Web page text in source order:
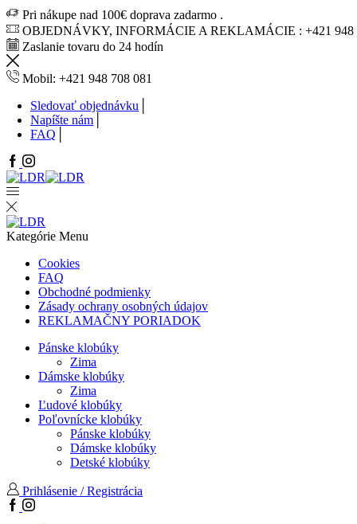
Pri nákupe nad 100€ doprava zadarmo .
OBJEDNÁVKY, INFORMÁCIE A REKLAMÁCIE : +421 948
Zaslanie tovaru do 24 hodín
Mobil: +421 948 708 081
Sledovať objednávku
Napíšte nám
FAQ
Facebook
Instagram
Kategórie Menu
Cookies
FAQ
Obchodné podmienky
Zásady ochrany osobných údajov
REKLAMAČNY PORIADOK
Pánske klobúky
Zima
Dámske klobúky
Zima
Ľudové klobúky
Poľovnícke klobúky
Pánske klobúky
Dámske klobúky
Detské klobúky
Prihlásenie / Registrácia
Facebook
Instagram